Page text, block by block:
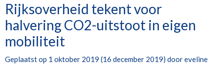
Rijksoverheid tekent voor
halvering CO2-uitstoot in eigen
mobiliteit
Geplaatst op 1 oktober 2019 (16 december 2019) dooreveline